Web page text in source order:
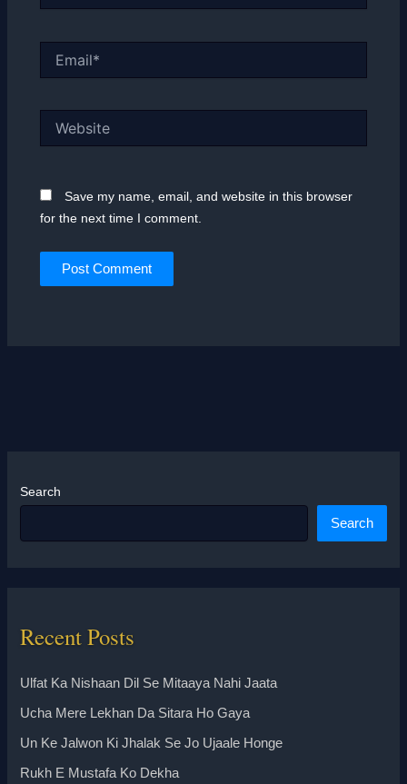
Save my name, email, and website in this browser
for the next time I comment.
Search
Search
Recent Posts
Ulfat Ka Nishaan Dil Se Mitaaya Nahi Jaata
Ucha Mere Lekhan Da Sitara Ho Gaya
Un Ke Jalwon Ki Jhalak Se Jo Ujaale Honge
Rukh E Mustafa Ko Dekha